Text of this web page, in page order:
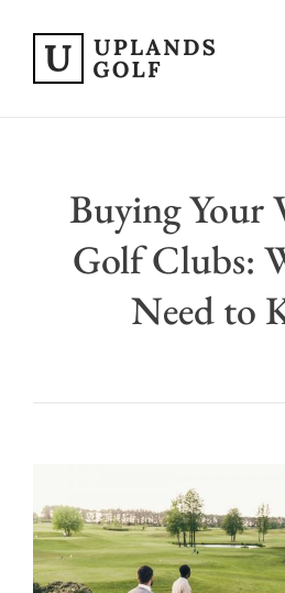
Buying Your
Golf Clubs:
Need to